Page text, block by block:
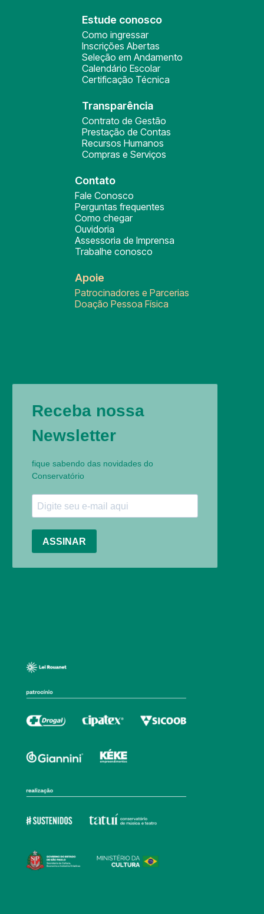
Estude conosco
Como ingressar
Inscrições Abertas
Seleção em Andamento
Calendário Escolar
Certificação Técnica
Transparência
Contrato de Gestão
Prestação de Contas
Recursos Humanos
Compras e Serviços
Contato
Fale Conosco
Perguntas frequentes
Como chegar
Ouvidoria
Assessoria de Imprensa
Trabalhe conosco
Apoie
Patrocinadores e Parcerias
Doação Pessoa Física